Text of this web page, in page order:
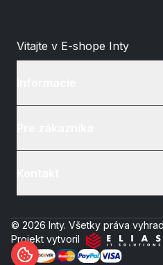
Vitajte v E-shope Inty
© 2026 Inty. Všetky práva
Projekt vytvoril